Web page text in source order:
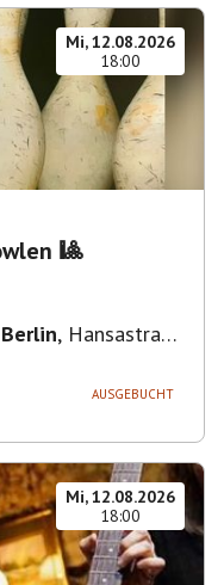
Mi, 12.08.2026
18:00
🎱
, Hansastraße
AUSGEBUCHT
Mi, 12.08.2026
18:00